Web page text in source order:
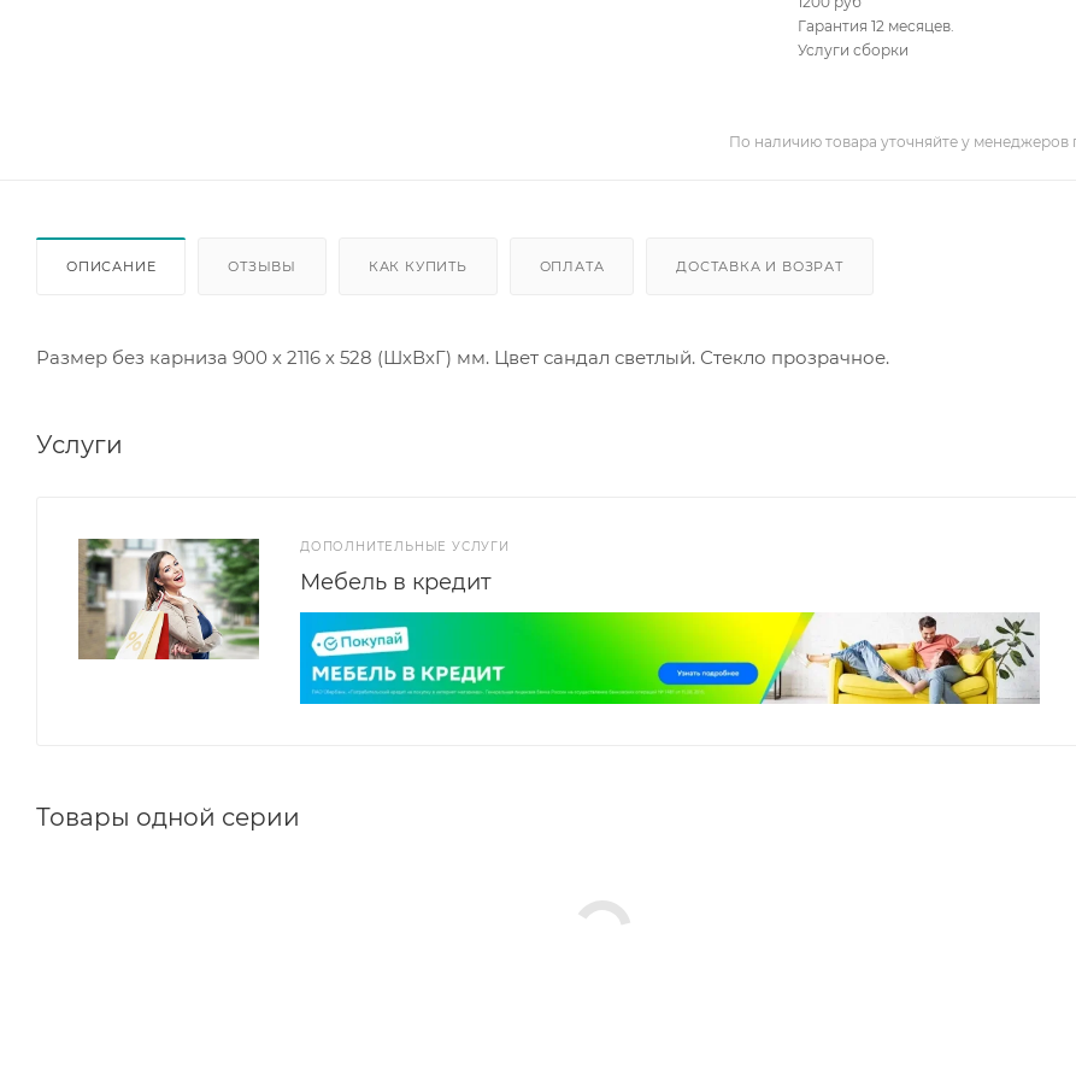
Гарантия 12 месяцев.
Услуги сборки
По наличию товара уточняйте у менеджеров
ОПИСАНИЕ ОТЗЫВЫ КАК КУПИТЬ ОПЛАТА ДОСТАВКА И ВОЗРАТ
Размер без карниза 900 х 2116 х 528 (ШхВхГ) мм. Цвет сандал светлый. Стекло прозрачное.
Услуги
ДОПОЛНИТЕЛЬНЫЕ УСЛУГИ
Мебель в кредит
Товары одной серии